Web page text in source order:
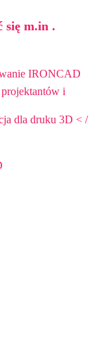
się m.in .
IRONCAD
projektantów i
dla druku 3D < /